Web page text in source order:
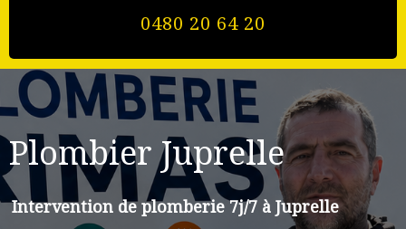
0480 20 64 20
Plombier Juprelle
Intervention de plomberie 7j/7 à Juprelle